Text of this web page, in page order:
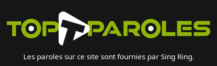
Les paroles sur ce site sont fournies par Sing Ring.